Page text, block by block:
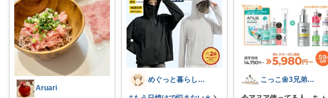
Aruari
めぐっと暮らし🍋朝コレ&いいね周り こっこ🌼3兄弟ママのリアル愛用品